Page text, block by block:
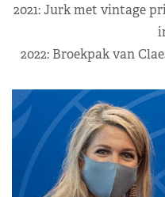
2021: Jurk met vintage
2022: Broekpak van